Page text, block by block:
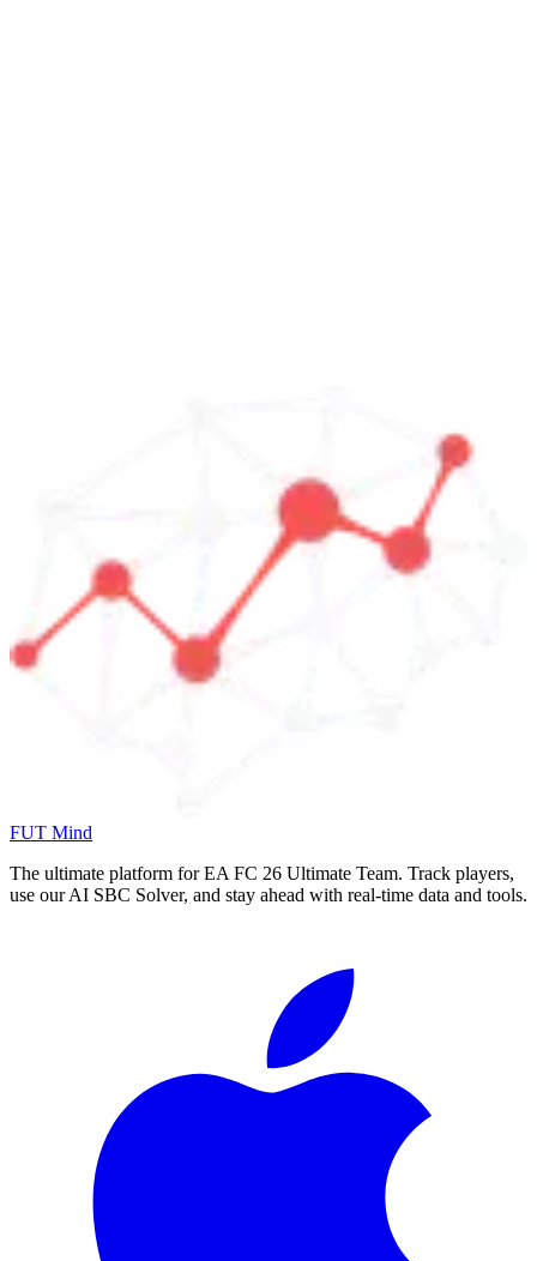
FUT Mind
The ultimate platform for EA FC 26 Ultimate Team. Track players,
use our AI SBC Solver, and stay ahead with real-time data and tools.